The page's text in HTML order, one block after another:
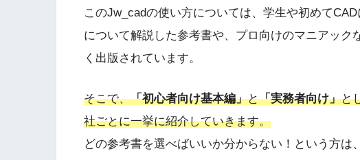
このJw_cadの使い方については、学生や初めて
について解説した参考書や、プロ向けのマニアック
く出版されています。
そこで、「初心者向け基本編」と「実務者向け」と
社ごとに一挙に紹介していきます。
どの参考書を選べばいいか分からない！という方は